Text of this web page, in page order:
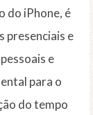
do iPhone, é
presenciais e
e
para o
do tempo